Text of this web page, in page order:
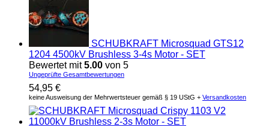
SCHUBKRAFT Microsquad GTS12
1204 4500kV Brushless 3-4s Motor - SET
Bewertet mit5.00 von 5
Ungeprüfte Gesamtbewertungen
54,95 €
keine Ausweisung der Mehrwertsteuer gemäß § 19 UStG + Versandkosten